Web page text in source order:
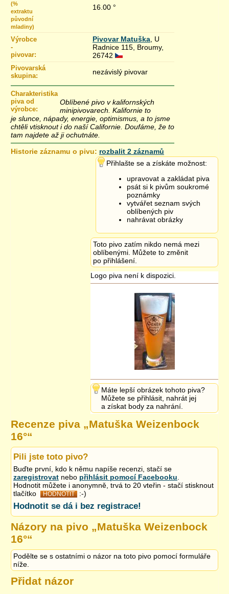
(%
extraktu
původní
mladiny)
16.00 °
Výrobce
-
pivovar:
Pivovar Matuška , U
Radnice 115, Broumy,
26742
Pivovarská
skupina:
nezávislý pivovar
Charakteristika
piva od
výrobce:
Oblíbené pivo v kalifornských
minipivovarech. Kalifornie to
je slunce, nápady, energie, optimismus, a to jsme
chtěli vtisknout i do naší Californie. Doufáme, že to
tam najdete až ji ochutnáte.
Historie záznamu o pivu: rozbalit 2 záznamů
Přihlašte se a získáte možnost:
upravovat a zakládat piva
psát si k pivům soukromé
poznámky
vytvářet seznam svých
oblíbených piv
nahrávat obrázky
Toto pivo zatím nikdo nemá mezi
oblíbenými. Můžete to změnit
po přihlášení.
Logo piva není k dispozici.
Máte lepší obrázek tohoto piva?
Můžete se přihlásit, nahrát jej
a získat body za nahrání.
Recenze piva „Matuška Weizenbock
16°“
Pili jste toto pivo?
Buďte první, kdo k němu napíše recenzi, stačí se
zaregistrovat nebo přihlásit pomocí Facebooku
Hodnotit můžete i anonymně, trvá to 20 vteřin - stačí stisknout
tlačítko
HODNOTIT :-)
Hodnotit se dá i bez registrace!
Názory na pivo „Matuška Weizenbock
16°“
Podělte se s ostatními o názor na toto pivo pomocí formuláře
níže.
Přidat názor